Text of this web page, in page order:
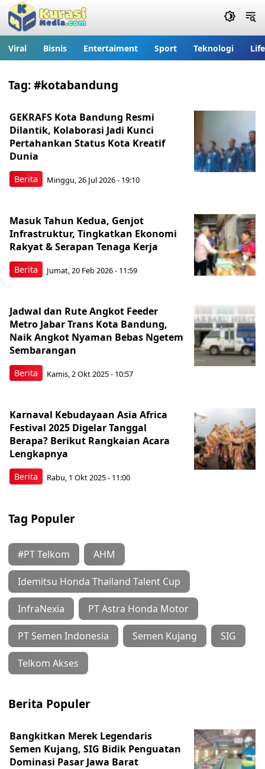
Viral Bisnis Entertaiment Sport Teknologi
Tag:#kotabandung
Berita
GEKRAFS Kota Bandung Resmi
Dilantik, Kolaborasi Jadi Kunci
Pertahankan Status Kota Kreatif
Dunia
Minggu, 26 Jul 2026 - 19:10
Berita
Masuk Tahun Kedua, Genjot
Infrastruktur, Tingkatkan Ekonomi
Rakyat & Serapan Tenaga Kerja
Jumat, 20 Feb 2026 - 11:59
Berita
Jadwal dan Rute Angkot Feeder
Metro Jabar Trans Kota Bandung,
Naik Angkot Nyaman Bebas Ngetem
Sembarangan
Kamis, 2 Okt 2025 - 10:57
Berita
Karnaval Kebudayaan Asia Africa
Festival 2025 Digelar Tanggal
Berapa? Berikut Rangkaian Acara
Lengkapnya
Rabu, 1 Okt 2025 - 11:00
Tag Populer
#PT Telkom AHM
Idemitsu Honda Thailand Talent Cup
InfraNexia PT Astra Honda Motor
PT Semen Indonesia Semen Kujang SIG
Telkom Akses
Berita Populer
Bangkitkan Merek Legendaris
Semen Kujang, SIG Bidik Penguatan
Dominasi Pasar Jawa Barat